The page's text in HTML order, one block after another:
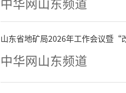
山东省地矿局2026年工作会议暨
中华网山东频道